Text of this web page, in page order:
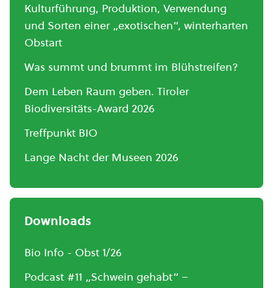
Kulturführung, Produktion, Verwendung
und Sorten einer „exotischen“, winterharten
Obstart
Was summt und brummt im Blühstreifen?
Dem Leben Raum geben. Tiroler
Biodiversitäts-Award 2026
Treffpunkt BIO
Lange Nacht der Museen 2026
Downloads
Bio Info - Obst 1/26
Podcast #11 „Schwein gehabt“ –